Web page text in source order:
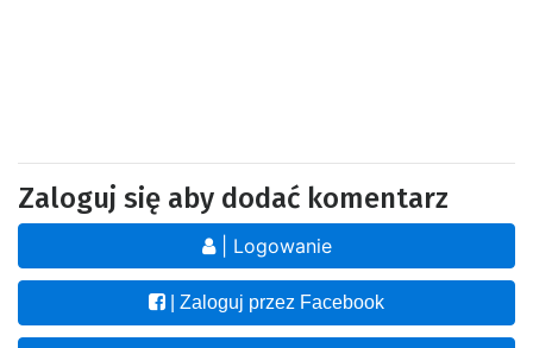
Zaloguj się aby dodać komentarz
| Logowanie
| Zaloguj przez Facebook